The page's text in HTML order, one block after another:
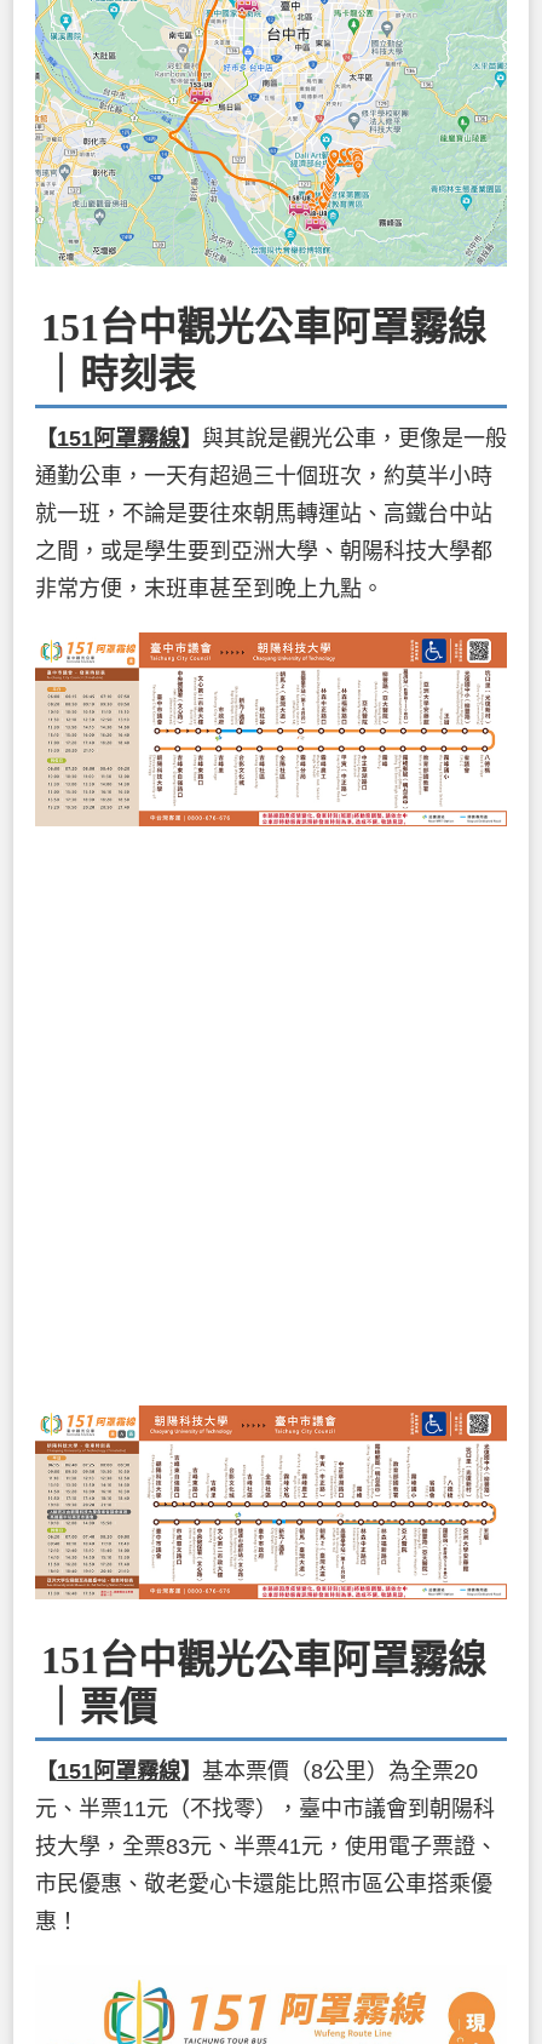
151台中觀光公車阿罩霧線
｜時刻表
【151阿罩霧線】 與其說是觀光公車，更像是一般
通勤公車，一天有超過三十個班次，約莫半小時
就一班，不論是要往來朝馬轉運站、高鐵台中站
之間，或是學生要到亞洲大學、朝陽科技大學都
非常方便，末班車甚至到晚上九點。
151台中觀光公車阿罩霧線
｜票價
【151阿罩霧線】 基本票價（8公里）為全票20
元、半票11元（不找零），臺中市議會到朝陽科
技大學，全票83元、半票41元，使用電子票證、
市民優惠、敬老愛心卡還能比照市區公車搭乘優
惠！